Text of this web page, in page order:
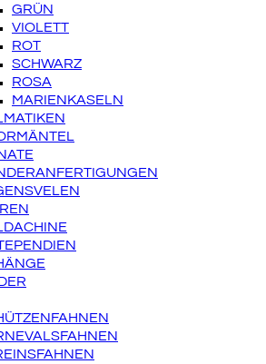
GRÜN
VIOLETT
ROT
SCHWARZ
ROSA
MARIENKASELN